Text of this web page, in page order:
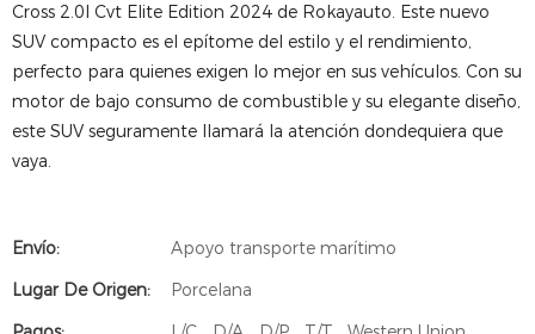
Cross 2.0l Cvt Elite Edition 2024 de Rokayauto. Este nuevo
SUV compacto es el epítome del estilo y el rendimiento,
perfecto para quienes exigen lo mejor en sus vehículos. Con su
motor de bajo consumo de combustible y su elegante diseño,
este SUV seguramente llamará la atención dondequiera que
vaya.
Envío:
Apoyo transporte marítimo
Lugar De Origen:
Porcelana